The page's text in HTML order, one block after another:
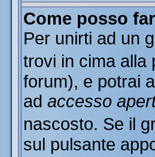
Come posso
Per unirti ad un
trovi in cima
forum), e potrai
ad accesso
nascosto. Se il
sul pulsante